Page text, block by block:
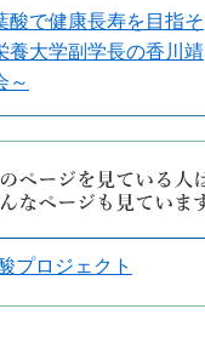
酸で健康長寿を目指そ
養大学副学長の香川靖
～
プロジェクト